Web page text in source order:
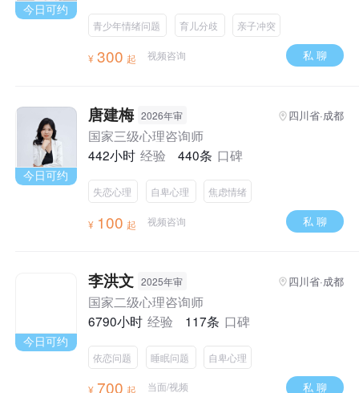
今日可约
青少年情绪问题 育儿分歧 亲子冲突
¥ 300 起 视频咨询 私 聊
今日可约
唐建梅 2026年审 四川省·成都
国家三级心理咨询师
442小时 经验 440条 口碑
失恋心理 自卑心理 焦虑情绪
¥ 100 起 视频咨询 私 聊
今日可约
李洪文 2025年审 四川省·成都
国家二级心理咨询师
6790小时 经验 117条 口碑
依恋问题 睡眠问题 自卑心理
¥ 700 起 当面/视频 私 聊